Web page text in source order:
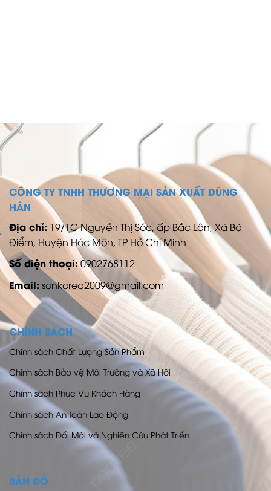
CÔNG TY TNHH THƯƠNG MẠI SẢN XUẤT DŨNG
HÂN
Địa chỉ: 19/1C Nguyễn Thị Sóc, ấp Bắc Lân, Xã Bà
Điểm, Huyện Hóc Môn, TP Hồ Chí Minh
Số điện thoại:0902768112
Email: sonkorea2009@gmail.com
CHÍNH SÁCH
Chính sách Chất Lượng Sản Phẩm
Chính sách Bảo vệ Môi Trường và Xã Hội
Chính sách Phục Vụ Khách Hàng
Chính sách An Toàn Lao Động
Chính sách Đổi Mới và Nghiên Cứu Phát Triển
BẢN ĐỒ